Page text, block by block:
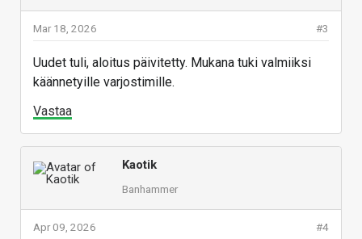
#3
Mar 18, 2026
Uudet tuli, aloitus päivitetty. Mukana tuki valmiiksi
käännetyille varjostimille.
Vastaa
Kaotik
Banhammer
#4
Apr 09, 2026